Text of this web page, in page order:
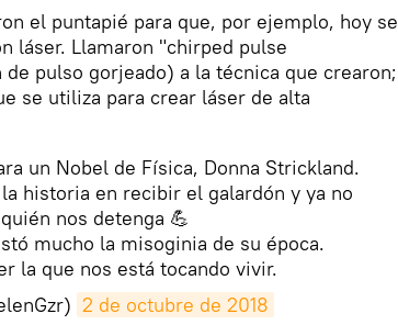
el puntapié para que, por ejemplo, hoy se
láser. Llamaron "chirped pulse
pulso gorjeado) a la técnica que crearon;
se utiliza para crear láser de alta
un Nobel de Física, Donna Strickland.
historia en recibir el galardón y ya no
nos detenga 💪
mucho la misoginia de su época.
la que nos está tocando vivir.
2 de octubre de 2018